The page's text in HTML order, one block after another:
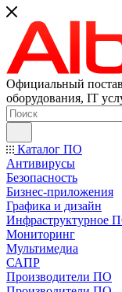
Официальный
оборудования, IT
Каталог ПО
Антивирусы
Безопасность
Бизнес-приложения
Графика и дизайн
Инфраструктурное
Мониторинг
Мультимедиа
САПР
Производители ПО